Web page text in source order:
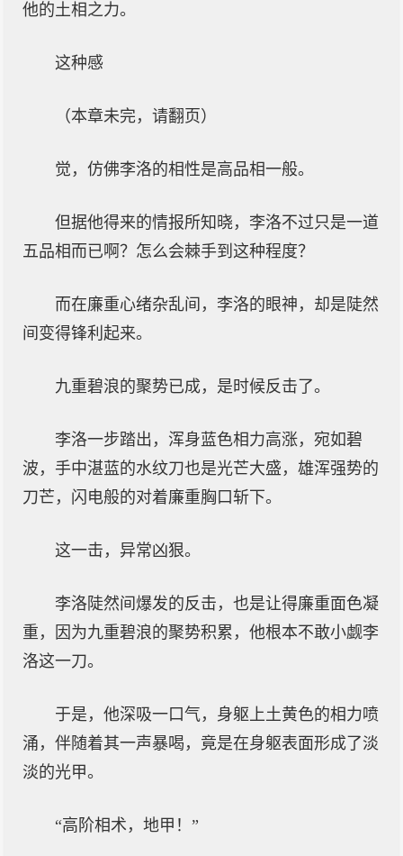
他的土相之力。
这种感
（本章未完，请翻页）
觉，仿佛李洛的相性是高品相一般。
但据他得来的情报所知晓，李洛不过只是一道
五品相而已啊？怎么会棘手到这种程度？
而在廉重心绪杂乱间，李洛的眼神，却是陡然
间变得锋利起来。
九重碧浪的聚势已成，是时候反击了。
李洛一步踏出，浑身蓝色相力高涨，宛如碧
波，手中湛蓝的水纹刀也是光芒大盛，雄浑强势的
刀芒，闪电般的对着廉重胸口斩下。
这一击，异常凶狠。
李洛陡然间爆发的反击，也是让得廉重面色凝
重，因为九重碧浪的聚势积累，他根本不敢小觑李
洛这一刀。
于是，他深吸一口气，身躯上土黄色的相力喷
涌，伴随着其一声暴喝，竟是在身躯表面形成了淡
淡的光甲。
“高阶相术，地甲！”